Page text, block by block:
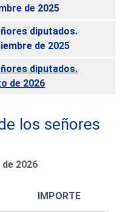
de 2025
diputados.
de 2025
diputados.
de 2026
los señores
2026
IMPORTE